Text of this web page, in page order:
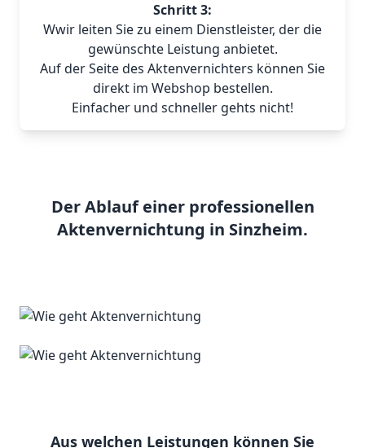
Schritt 3:
Wwir leiten Sie zu einem Dienstleister, der die
gewünschte Leistung anbietet.
Auf der Seite des Aktenvernichters können Sie
direkt im Webshop bestellen.
Einfacher und schneller gehts nicht!
Der Ablauf einer professionellen
Aktenvernichtung in Sinzheim.
Aus welchen Leistungen können Sie